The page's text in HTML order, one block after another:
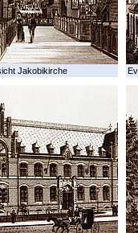
Jakobikirche